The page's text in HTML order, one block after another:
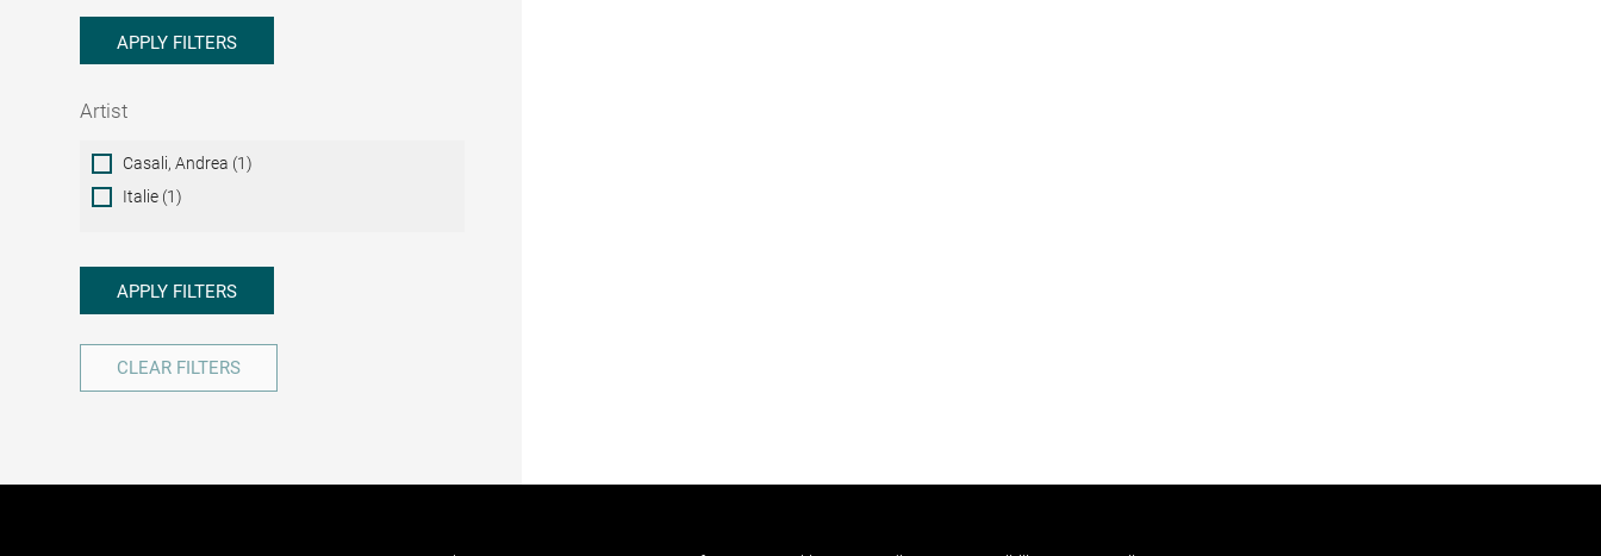
APPLY FILTERS
Artist
ArtistCasali, Andrea (1)
Italie (1)
APPLY FILTERS
CLEAR FILTERS